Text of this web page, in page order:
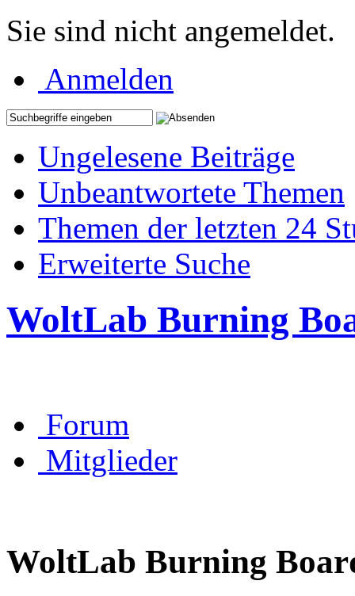
Sie sind nicht angemeldet.
Anmelden
Ungelesene Beiträge
Unbeantwortete Themen
Themen der letzten 24
Erweiterte Suche
WoltLab Burning
Forum
Mitglieder
WoltLab Burning